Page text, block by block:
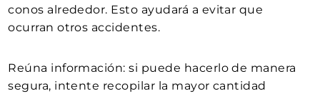
conos alrededor. Esto ayudará a evitar que
ocurran otros accidentes.
Reúna información: si puede hacerlo de manera
segura, intente recopilar la mayor cantidad